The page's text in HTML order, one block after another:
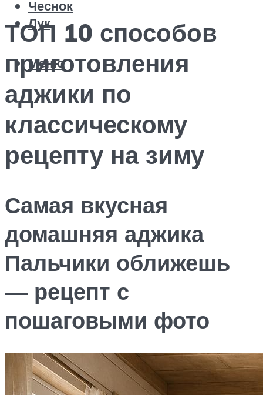
Чеснок
Лук
Меню
ТОП 10 способов
приготовления
аджики по
классическому
рецепту на зиму
Самая вкусная
домашняя аджика
Пальчики оближешь
— рецепт с
пошаговыми фото